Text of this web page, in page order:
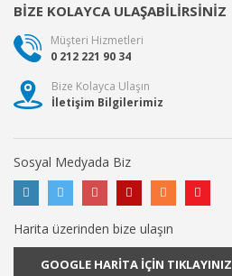
BİZE KOLAYCA ULAŞABİLİRSİNİZ
Müşteri Hizmetleri
0 212 221 90 34
Bize Kolayca Ulaşın
İletişim Bilgilerimiz
Sosyal Medyada Biz
Harita üzerinden bize ulaşın
GOOGLE HARİTA İÇİN TIKLAYINIZ